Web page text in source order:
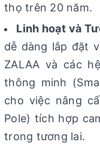
thọ trên 20 năm.
Linh hoạt và
dễ dàng lắp đặt
ZALAA và các
thông minh
cho việc nâng
Pole) tích hợp
trong tương lai.